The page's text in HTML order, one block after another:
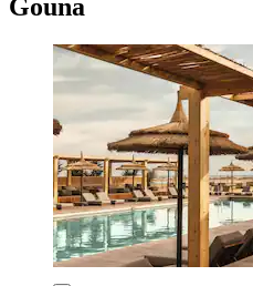
Gouna